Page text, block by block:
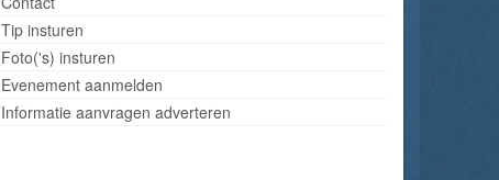
Tip insturen
Foto('s) insturen
Evenement aanmelden
Informatie aanvragen adverteren